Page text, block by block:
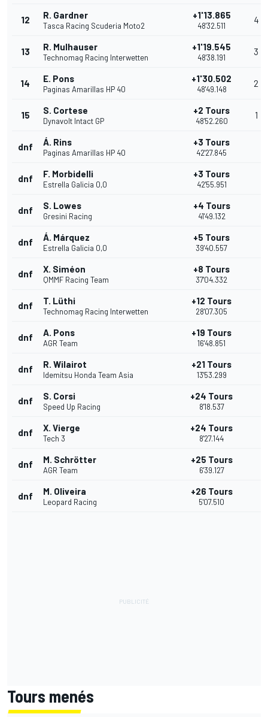
12 R. Gardner
Tasca Racing Scuderia Moto2
+1'13.865
48'32.511
4
13 R. Mulhauser
Technomag Racing Interwetten
+1'19.545
48'38.191
3
14 E. Pons
Paginas Amarillas HP 40
+1'30.502
48'49.148
2
15 S. Cortese
Dynavolt Intact GP
+2 Tours
48'52.260
1
dnf Á. Rins
Paginas Amarillas HP 40
+3 Tours
42'27.845
dnf F. Morbidelli
Estrella Galicia 0,0
+3 Tours
42'55.951
dnf S. Lowes
Gresini Racing
+4 Tours
41'49.132
dnf Á. Márquez
Estrella Galicia 0,0
+5 Tours
39'40.557
dnf X. Siméon
QMMF Racing Team
+8 Tours
37'04.332
dnf T. Lüthi
Technomag Racing Interwetten
+12 Tours
28'07.305
dnf A. Pons
AGR Team
+19 Tours
16'48.851
dnf R. Wilairot
Idemitsu Honda Team Asia
+21 Tours
13'53.299
dnf S. Corsi
Speed Up Racing
+24 Tours
8'18.537
dnf X. Vierge
Tech 3
+24 Tours
8'27.144
dnf M. Schrötter
AGR Team
+25 Tours
6'39.127
dnf M. Oliveira
Leopard Racing
+26 Tours
5'07.510
Tours menés